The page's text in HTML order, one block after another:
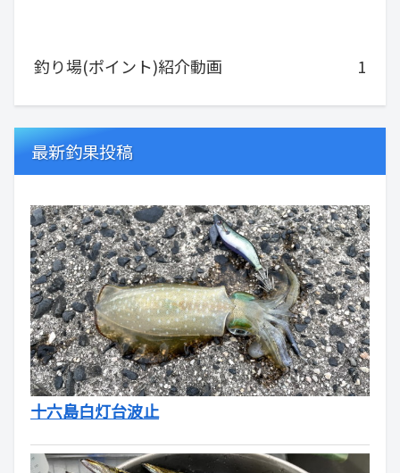
釣り場(ポイント)紹介動画 1
最新釣果投稿
十六島白灯台波止